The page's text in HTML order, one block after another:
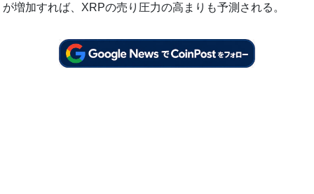
が増加すれば、XRPの売り圧力の高まりも予測される。